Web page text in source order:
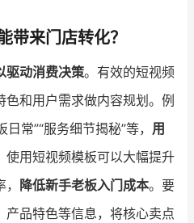
带来门店转化？
驱动消费决策。有效的短视频
和用户需求做内容规划。例
常”“服务细节揭秘”等， 用
使用短视频模板可以大幅提升
降低新手老板入门成本。要
产品特色等信息，将核心卖点